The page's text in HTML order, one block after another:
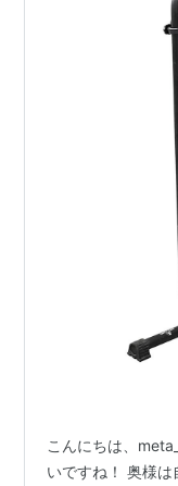
こんにちは、
いですね！ 奥様は